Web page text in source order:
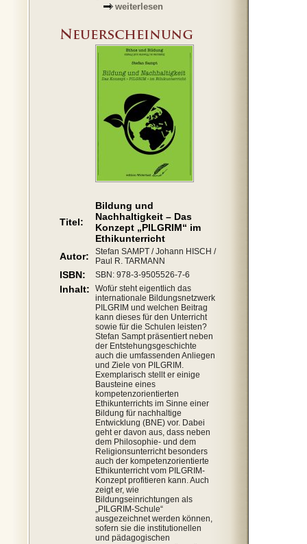
weiterlesen
Titel:
Bildung und
Nachhaltigkeit – Das
Konzept „PILGRIM“ im
Ethikunterricht
Autor:
Stefan SAMPT / Johann HISCH /
Paul R. TARMANN
ISBN: SBN: 978-3-9505526-7-6
Inhalt:
Wofür steht eigentlich das
internationale Bildungsnetzwerk
PILGRIM und welchen Beitrag
kann dieses für den Unterricht
sowie für die Schulen leisten?
Stefan Sampt präsentiert neben
der Entstehungsgeschichte
auch die umfassenden Anliegen
und Ziele von PILGRIM.
Exemplarisch stellt er einige
Bausteine eines
kompetenzorientierten
Ethikunterrichts im Sinne einer
Bildung für nachhaltige
Entwicklung (BNE) vor. Dabei
geht er davon aus, dass neben
dem Philosophie- und dem
Religionsunterricht besonders
auch der kompetenzorientierte
Ethikunterricht vom PILGRIM-
Konzept profitieren kann. Auch
zeigt er, wie
Bildungseinrichtungen als
„PILGRIM-Schule“
ausgezeichnet werden können,
sofern sie die institutionellen
und pädagogischen